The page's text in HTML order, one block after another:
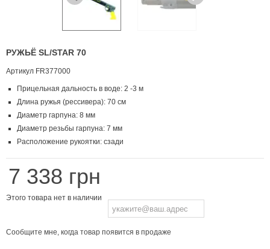
РУЖЬЁ SL/STAR 70
Артикул FR377000
Прицельная дальность в воде: 2 -3 м
Длина ружья (рессивера): 70 см
Диаметр гарпуна: 8 мм
Диаметр резьбы гарпуна: 7 мм
Расположение рукоятки: сзади
7 338 грн
Этого товара нет в наличии
Сообщите мне, когда товар появится в продаже